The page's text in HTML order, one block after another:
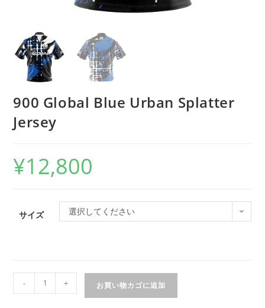
900 Global Blue Urban Splatter
Jersey
¥12,800
サイズ 選択してください
- + お買い物カゴに追加